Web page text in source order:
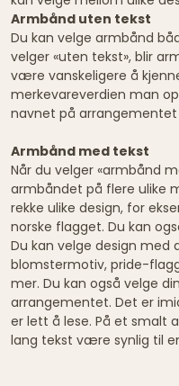
Armbånd uten tekst
Du kan velge armbånd
velger «uten tekst», blir
være vanskeligere å
merkevareverdien man
navnet på
Armbånd med tekst
Når du velger «armbånd
armbåndet på flere ulike
rekke ulike design, for
norske flagget. Du kan
Du kan velge design med
blomstermotiv, pride-
mer. Du kan også velge
arrangementet. Det er
er lett å lese. På et smalt
lang tekst være synlig til